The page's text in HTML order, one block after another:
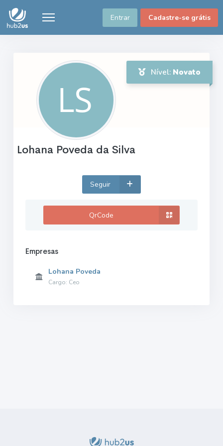
Entrar Cadastre-se grátis
Nível: Novato
Lohana Poveda da Silva
Seguir
QrCode
Empresas
Lohana Poveda
Cargo: Ceo